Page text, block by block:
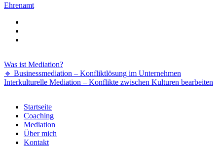
Ehrenamt
Was ist Mediation?
🔹 Businessmediation – Konfliktlösung im Unternehmen
Interkulturelle Mediation – Konflikte zwischen Kulturen bearbeiten
Startseite
Coaching
Mediation
Über mich
Kontakt